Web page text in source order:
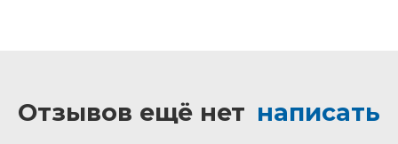
Отзывов ещё нет написать